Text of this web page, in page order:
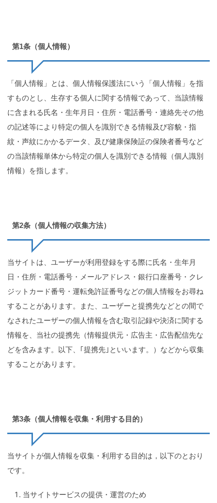
第1条（個人情報）
「個人情報」とは、個人情報保護法にいう「個人情報」を指
すものとし、生存する個人に関する情報であって、当該情報
に含まれる氏名・生年月日・住所・電話番号・連絡先その他
の記述等により特定の個人を識別できる情報及び容貌・指
紋・声紋にかかるデータ、及び健康保険証の保険者番号など
の当該情報単体から特定の個人を識別できる情報（個人識別
情報）を指します。
第2条（個人情報の収集方法）
当サイトは、ユーザーが利用登録をする際に氏名・生年月
日・住所・電話番号・メールアドレス・銀行口座番号・クレ
ジットカード番号・運転免許証番号などの個人情報をお尋ね
することがあります。また、ユーザーと提携先などとの間で
なされたユーザーの個人情報を含む取引記録や決済に関する
情報を、当社の提携先（情報提供元・広告主・広告配信先な
どを含みます。以下、｢提携先｣といいます。）などから収集
することがあります。
第3条（個人情報を収集・利用する目的）
当サイトが個人情報を収集・利用する目的は，以下のとおり
です。
当サイトサービスの提供・運営のため